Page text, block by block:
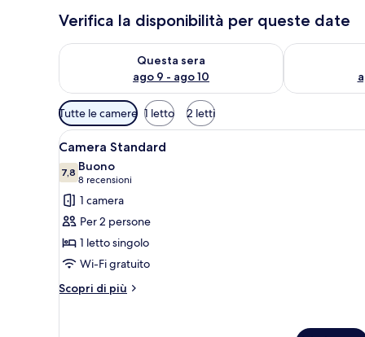
Verifica la disponibilità per queste date
Questa sera
ago 9 - ago 10
Verifica la disponibilità per questa sera, ago 9 - ago
Verifica la
Filtri
disponibili
per
le
camere
Tutte le camere 1 letto 2 letti
Apri
tutte
le
foto
per
Camera
Standard
Una camera d'albergo con un
5
Camera Standard
7,87,8 su 10
Buono
8 recensioni
(8
recensioni)
1 camera
Per 2 persone
1 letto singolo
Wi-Fi gratuito
Scopri di più
Altri